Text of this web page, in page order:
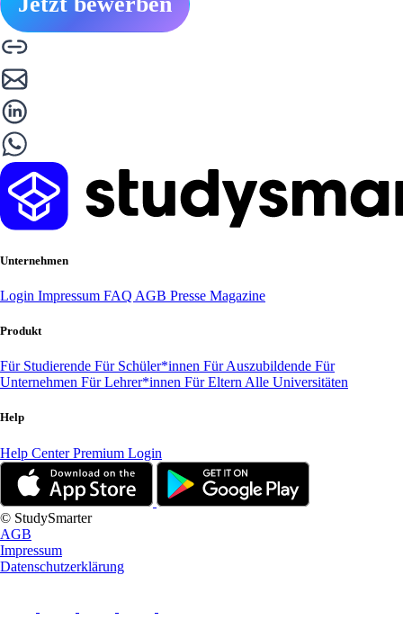
Unternehmen
Login Impressum FAQ AGB Presse Magazine
Produkt
Für Studierende Für Schüler*innen Für Auszubildende Für
Unternehmen Für Lehrer*innen Für Eltern Alle Universitäten
Help
Help CenterPremium Login
© StudySmarter
AGB
Impressum
Datenschutzerklärung